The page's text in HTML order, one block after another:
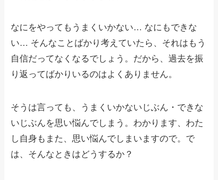
なにをやってもうまくいかない… なにもできな
い… そんなことばかり考えていたら、それはもう
自信だってなくなるでしょう。だから、過去を振
り返ってばかりいるのはよくありません。
そうは言っても、うまくいかないじぶん・できな
いじぶんを思い悩んでしまう。わかります、わた
し自身もまた、思い悩んでしまいますので。で
は、そんなときはどうするか？